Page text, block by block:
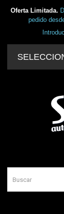
Oferta Limitada.
pedido